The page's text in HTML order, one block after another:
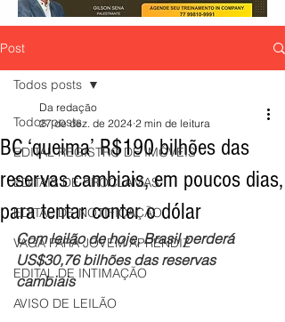
Post
Todos posts
EDITAL REGISTRO DE IMÓVEIS
EDITAIS DE PROCLAMAS
EDITAL DE NOTIFICAÇÃO
VAGA PARA JOVEM APRENDIZ
EDITAL DE INTIMAÇÃO
AVISO DE LEILÃO
Todos posts
BC ‘queima’ R$190 bilhões das
reservas cambiais, em poucos dias,
para tentar conter o dólar
Da redação
27 de dez. de 2024 2 min de leitura
Com leilão de hoje, Brasil perderá
US$30,76 bilhões das reservas
cambiais